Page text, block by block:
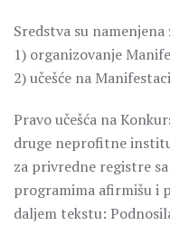
Sredstva su namenjena
1) organizovanje
2) učešće na
Pravo učešća na
druge neprofitne
za privredne registre
programima afirmišu i
daljem tekstu: